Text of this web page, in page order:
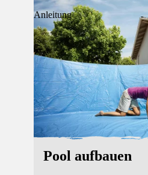
Anleitung
Pool aufbauen